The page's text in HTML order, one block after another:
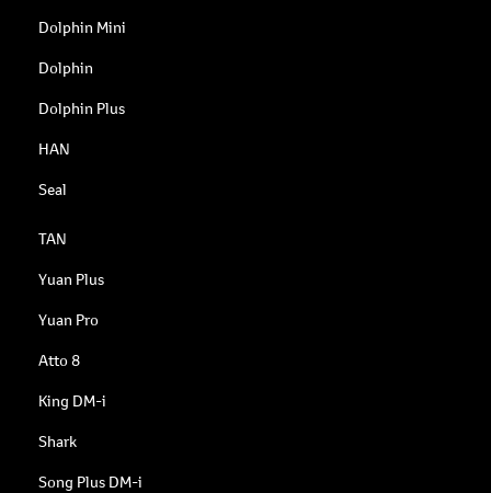
Dolphin Mini
Dolphin
Dolphin Plus
HAN
Seal
TAN
Yuan Plus
Yuan Pro
Atto 8
King DM-i
Shark
Song Plus DM-i